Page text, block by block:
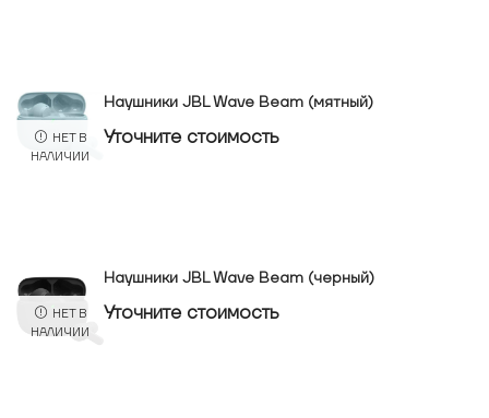
НЕТ В
НАЛИЧИИ
Наушники JBL Wave Beam (мятный)
Уточнитe стоимость
НЕТ В
НАЛИЧИИ
Наушники JBL Wave Beam (черный)
Уточнитe стоимость